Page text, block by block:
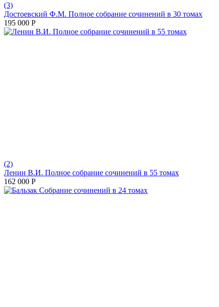
(3)
Достоевский Ф.М. Полное собрание сочинений в 30 томах
195 000 Р
(2)
Ленин В.И. Полное собрание сочинений в 55 томах
162 000 Р